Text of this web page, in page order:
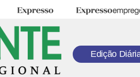
Expresso Expresso Emprego
Edição